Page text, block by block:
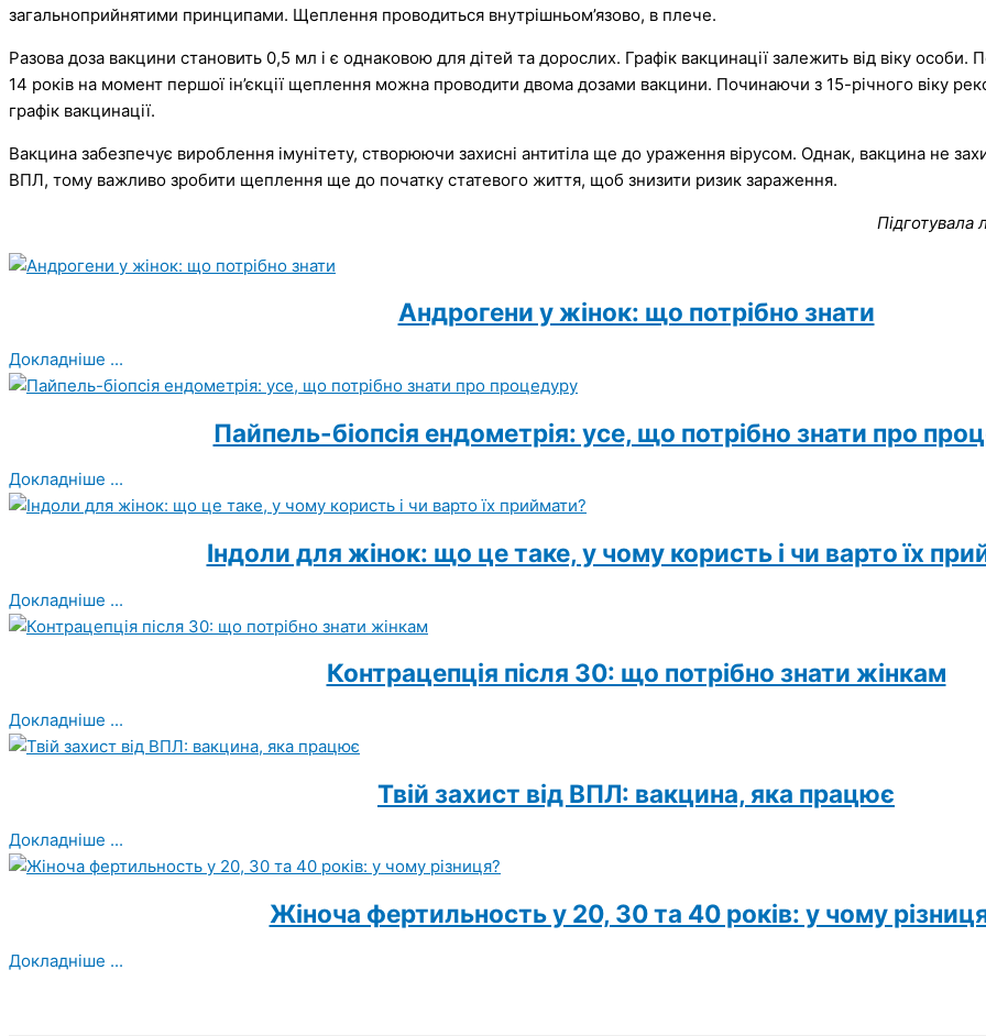
загальноприйнятими принципами. Щеплення проводиться внутрішньом’язово, в плече.
Разова доза вакцини становить 0,5 мл і є однаковою для дітей та дорослих. Графік вакцинації залежить від віку особи.
14 років на момент першої ін’єкції щеплення можна проводити двома дозами вакцини. Починаючи з 15-річного віку
графік вакцинації.
Вакцина забезпечує вироблення імунітету, створюючи захисні антитіла ще до ураження вірусом. Однак, вакцина не
ВПЛ, тому важливо зробити щеплення ще до початку статевого життя, щоб знизити ризик зараження.
Підготувала
Андрогени у жінок: що потрібно знати
Докладніше ...
Пайпель-біопсія ендометрія: усе, що потрібно знати про
Докладніше ...
Індоли для жінок: що це таке, у чому користь і чи варто їх
Докладніше ...
Контрацепція після 30: що потрібно знати жінкам
Докладніше ...
Твій захист від ВПЛ: вакцина, яка працює
Докладніше ...
Жіноча фертильность у 20, 30 та 40 років: у чому
Докладніше ...